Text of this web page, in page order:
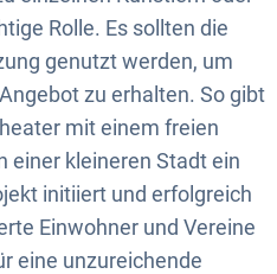
Rolle. Es sollten die
genutzt werden, um
zu erhalten. So gibt
mit einem freien
einer kleineren Stadt ein
initiiert und erfolgreich
Einwohner und Vereine
eine unzureichende